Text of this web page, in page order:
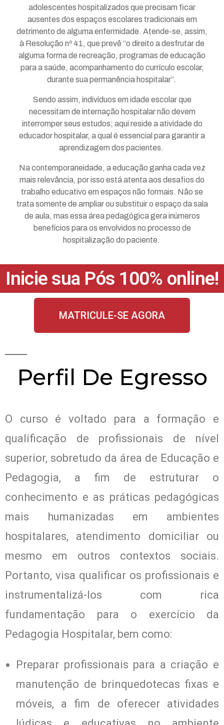
adolescentes hospitalizados que precisam ficar
ausentes dos espaços escolares tradicionais em
detrimento de alguma enfermidade. Atende-se, assim,
à Resolução nº 41, que prevê “o direito a desfrutar de
alguma forma de recreação, programas de educação
para a saúde, acompanhamento do currículo escolar,
durante sua permanência hospitalar”.
Sendo assim, indivíduos em idade escolar que
necessitam de internação hospitalar não devem
interromper seus estudos; aqui reside a atividade do
educador hospitalar, a qual é essencial para garantir a
aprendizagem dos pacientes.
Na contemporaneidade, a educação ganha cada vez
mais relevância, por isso está atenta aos desafios do
trabalho educativo em espaços não formais. Não se
trata somente de ampliar ou substituir o espaço da sala
de aula, mas essa área pedagógica gera inúmeros
benefícios para os envolvidos no processo de
hospitalização do paciente.
Inicie sua Pós 100% online!
MATRICULE-SE AGORA
Perfil De Egresso
O curso é voltado para a formação e
qualificação de profissionais de nível
superior, sobretudo da área de Educação e
Pedagogia, a fim de estruturar o
conhecimento e as práticas pedagógicas
mais humanizadas em ambientes
hospitalares, atendimento domiciliar ou
mesmo em outros contextos sociais.
Portanto, visa qualificar os profissionais e
instrumentalizá-los com rica
fundamentação para o exercício da
Pedagogia Hospitalar, bem como:
Preparar profissionais para a criação e
manutenção de brinquedotecas fixas e
móveis, a fim de oferecer atividades